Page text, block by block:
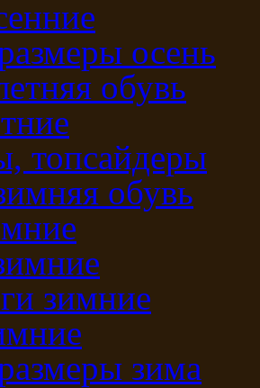
осень
обувь
топсайдеры
обувь
зимние
зима